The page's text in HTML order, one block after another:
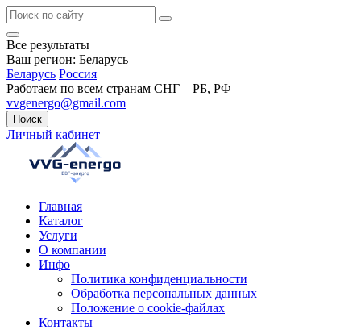
Все результаты
Ваш регион: Беларусь
Беларусь Россия
Работаем по всем странам СНГ – РБ, РФ
vvgenergo@gmail.com
Поиск
Личный кабинет
Главная
Каталог
Услуги
О компании
Инфо
Политика конфиденциальности
Обработка персональных данных
Положение о cookie-файлах
Контакты